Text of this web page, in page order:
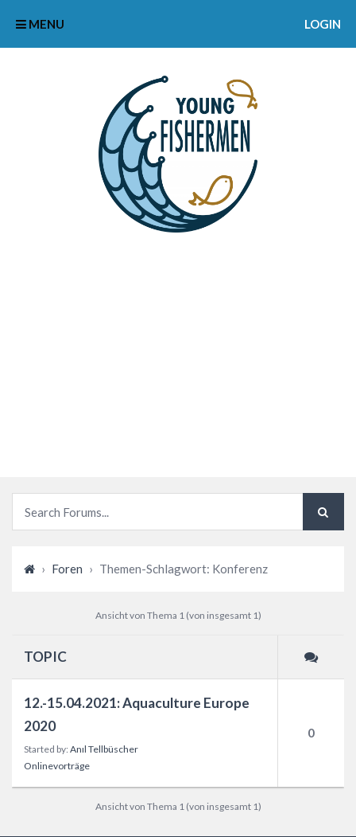
MENU LOGIN
› Foren › Themen-Schlagwort: Konferenz
Ansicht von Thema 1 (von insgesamt 1)
TOPIC
12.-15.04.2021: Aquaculture Europe
2020
Started by: Anıl Tellbüscher
Onlinevorträge
0
Ansicht von Thema 1 (von insgesamt 1)